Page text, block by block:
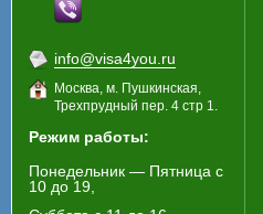
info@visa4you.ru
Москва, м. Пушкинская,
Трехпрудный пер. 4 стр 1.
Режим работы:
Понедельник — Пятница с
10 до 19,